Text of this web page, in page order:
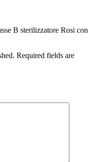
B sterilizzatore Rosi con
Required fields are